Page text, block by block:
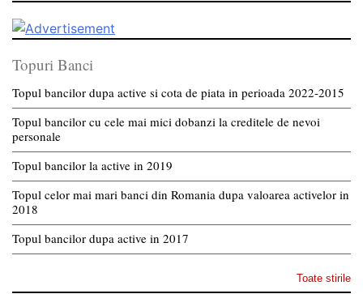
Topuri Banci
Topul bancilor dupa active si cota de piata in perioada 2022-2015
Topul bancilor cu cele mai mici dobanzi la creditele de nevoi
personale
Topul bancilor la active in 2019
Topul celor mai mari banci din Romania dupa valoarea activelor in
2018
Topul bancilor dupa active in 2017
Toate stirile